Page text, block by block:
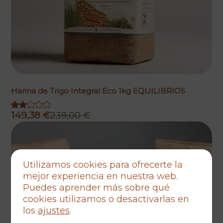
Harina de Trigo Integral Eco 1kg EQUILIBRIOS
239,00€
El
precio
era:
239,00 €.
149,38 €
El
precio
es:
149,38 €.
Utilizamos cookies para ofrecerte la
mejor experiencia en nuestra web.
Puedes aprender más sobre qué
cookies utilizamos o desactivarlas en
losajustes.